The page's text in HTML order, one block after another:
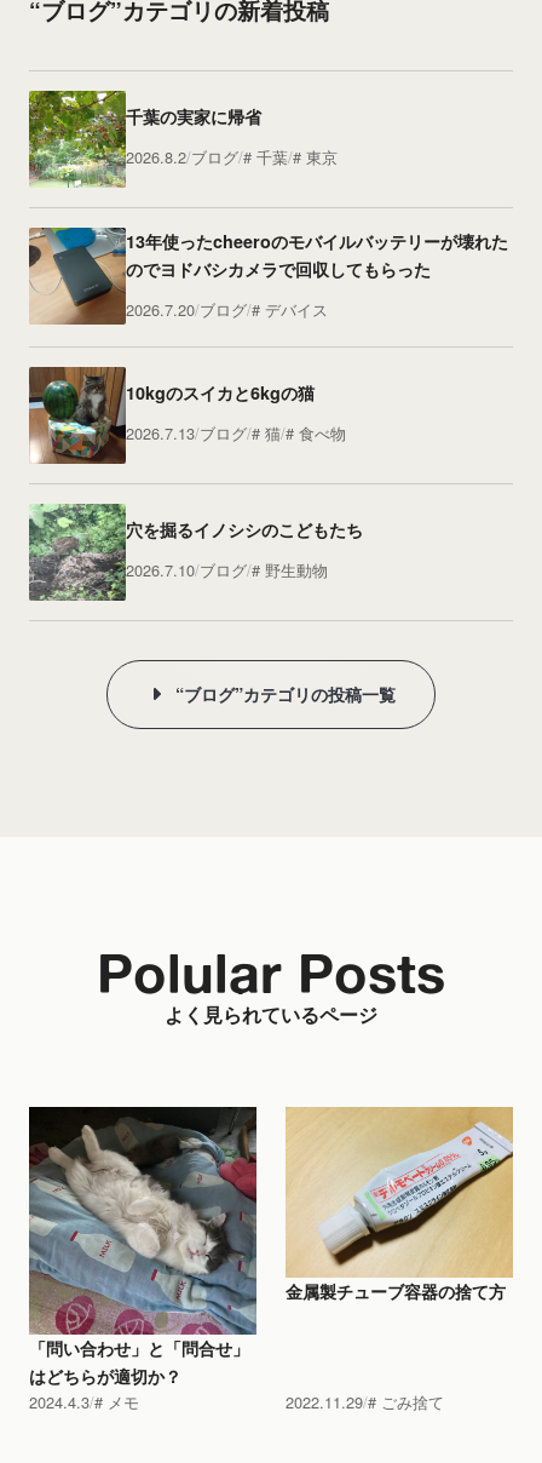
“ブログ”カテゴリの新着投稿
千葉の実家に帰省
2026.8.2 ブログ 千葉 東京
13年使ったcheeroのモバイルバッテリーが壊れた
のでヨドバシカメラで回収してもらった
2026.7.20 ブログ デバイス
10kgのスイカと6kgの猫
2026.7.13 ブログ 猫 食べ物
穴を掘るイノシシのこどもたち
2026.7.10 ブログ 野生動物
“ブログ”カテゴリの投稿一覧
よく見られているページ
Polular Posts
「問い合わせ」と「問合せ」
はどちらが適切か？
2024.4.3 メモ
金属製チューブ容器の捨て方
2022.11.29 ごみ捨て